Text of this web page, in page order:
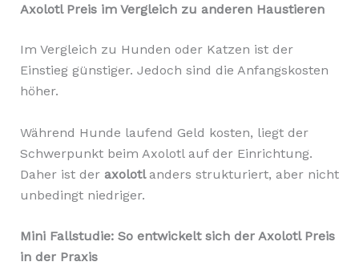
Axolotl Preis im Vergleich zu anderen Haustieren
Im Vergleich zu Hunden oder Katzen ist der
Einstieg günstiger. Jedoch sind die Anfangskosten
höher.
Während Hunde laufend Geld kosten, liegt der
Schwerpunkt beim Axolotl auf der Einrichtung.
Daher ist der axolotl anders strukturiert, aber nicht
unbedingt niedriger.
Mini Fallstudie: So entwickelt sich der Axolotl Preis
in der Praxis